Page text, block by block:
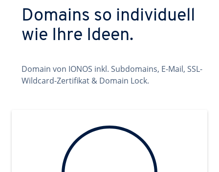
Domains so individuell
wie Ihre Ideen.
Domain von IONOS inkl. Subdomains, E-Mail, SSL-
Wildcard-Zertifikat & Domain Lock.